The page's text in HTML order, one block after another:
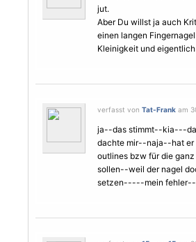
jut.
Aber Du willst ja auch
einen langen
Kleinigkeit und
verfasst von Tat-Frank am
ja--das stimmt--kia---
dachte mir--naja--hat
outlines bzw für die
sollen--weil der nagel
setzen-----mein